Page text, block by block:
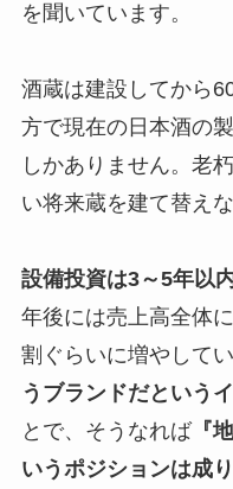
を聞いています。
酒蔵は建設してから
方で現在の日本酒の
しかありません。老
い将来蔵を建て替え
設備投資は3～5年以
年後には売上高全体
割ぐらいに増やしてい
うブランドだという
とで、そうなれば『
いうポジションは成